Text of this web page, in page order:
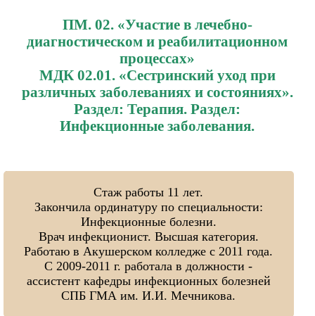
ПМ. 02. «Участие в лечебно-
диагностическом и реабилитационном
процессах»
МДК 02.01. «Сестринский уход при
различных заболеваниях и состояниях».
Раздел: Терапия. Раздел:
Инфекционные заболевания.
Стаж работы 11 лет.
Закончила ординатуру по специальности:
Инфекционные болезни.
Врач инфекционист. Высшая категория.
Работаю в Акушерском колледже с 2011 года.
С 2009-2011 г. работала в должности -
ассистент кафедры инфекционных болезней
СПБ ГМА им. И.И. Мечникова.